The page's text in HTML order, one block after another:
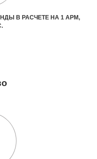
В РАСЧЕТЕ НА 1 АРМ,